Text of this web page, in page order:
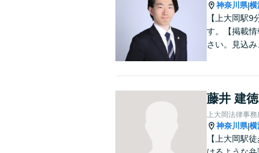
神奈川県|横
【上大岡駅
す。【掲載
さい。見込み
藤井 建徳
上大岡法律事務
神奈川県|横
【上大岡駅